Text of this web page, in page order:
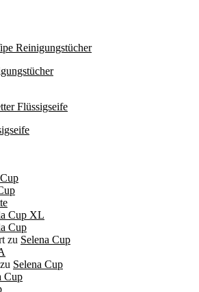
Cup XL
Cup
zu Selena Cup
Selena Cup
Cup